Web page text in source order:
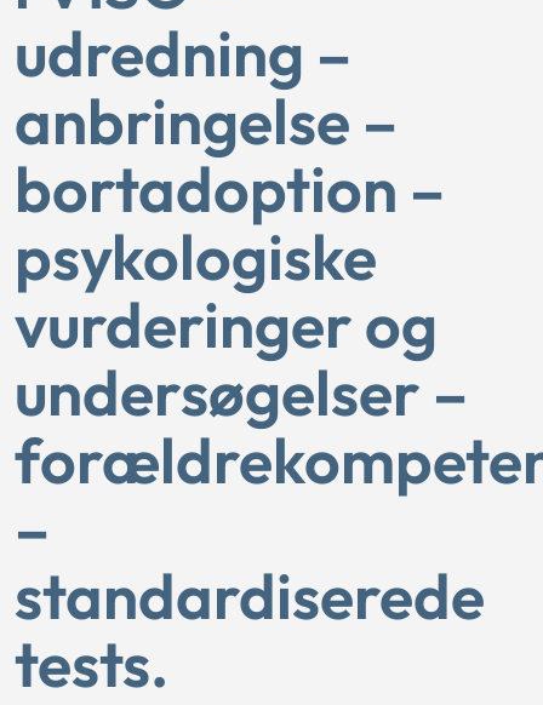
udredning –
anbringelse –
bortadoption –
psykologiske
vurderinger og
undersøgelser –
–
standardiserede
tests.